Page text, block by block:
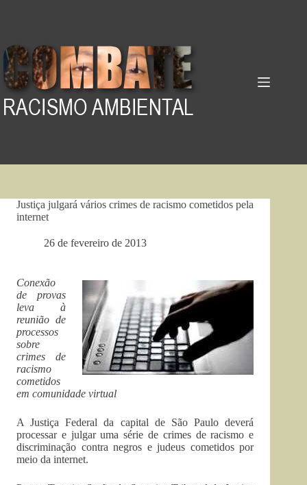
Justiça julgará vários crimes de racismo cometidos pela
internet
26 de fevereiro de 2013
Conexão
de provas
leva à
reunião de
processos
sobre
crimes de
racismo
cometidos
em comunidade virtual
A Justiça Federal da capital de São Paulo deverá
processar e julgar uma série de crimes de racismo e
discriminação contra negros e judeus cometidos por
meio da internet.